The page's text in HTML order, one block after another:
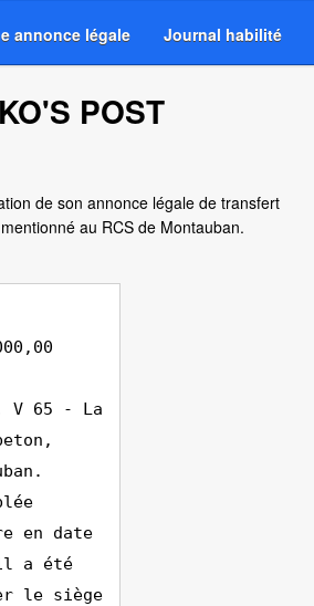
annonce légale Journal habilité
POST
de son annonce légale de transfert
au RCS de Montauban.
V 65 - La
en date
il a été
le siège